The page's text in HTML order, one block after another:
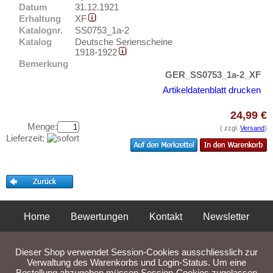
Orte mit U...
Orte mit V...
Orte mit W...
Testbanknoten
Banknotenbriefe
Kataloge
Aufbewahrung
Kontakt
Preislisten
Erhaltungsgrade
Gratisbanknoten
FAQ
Datum
31.12.1921
Erhaltung
XF
Katalognr.
SS0753_1a-2
Katalog
Deutsche Serienscheine
1918-1922
Bemerkung
GER_SS0753_1a-2_XF
Artikeldatenblatt drucken
Menge:
Lieferzeit:
24,99 €
( zzgl. Versand)
Home Bewertungen Kontakt
Newsletter
Liefer- und Versandkosten
Dieser Shop verwendet Session-Cookies ausschliesslich zur
Verwaltung des Warenkorbs und Login-Status. Um eine